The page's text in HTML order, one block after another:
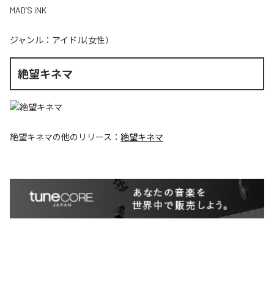
MAD’S iNK
ジャンル： アイドル(女性)
絶望キネマ
絶望キネマの他のリリース： 絶望キネマ